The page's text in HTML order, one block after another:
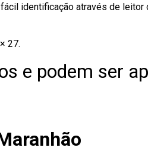
identificação através de leitor
27.
e podem ser